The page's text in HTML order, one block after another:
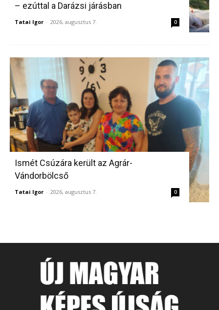
– ezúttal a Darázsi járásban
Tatai Igor - 2026, augusztus 7. 0
Ismét Csúzára került az Agrár-
Vándorbölcső
Tatai Igor - 2026, augusztus 7. 0